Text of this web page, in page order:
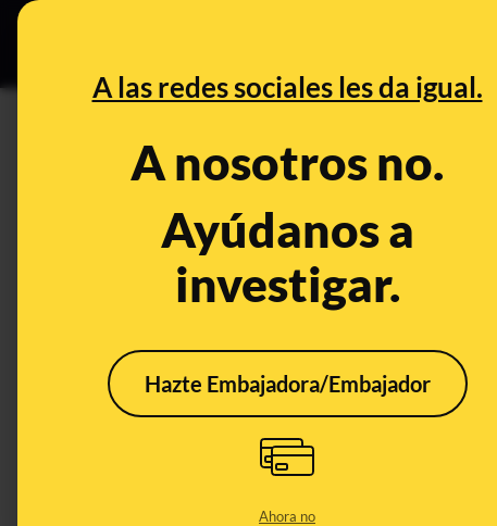
A las redes sociales les da igual.
A nosotros no.
Ayúdanos a
investigar.
Hazte Embajadora/Embajador
Ahora no
¿Venden los alimentos de
This content has NOT yet been
«Venden los alimentos de la ayuda
This content has not
https://www.instagram.com/reel/DNaxNw3sJvB/